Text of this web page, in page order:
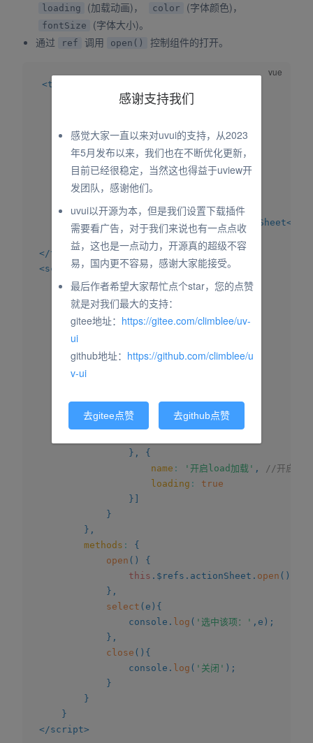
loading (加载动画)， color (字体颜色)，
fontSize
(字体大小)。
通过
ref 调用 open() 控制组件的打开。
<template
ref =" actionSheet
"
:actions = list
title
" 标题
"
@select="select"
@close=" close
</uv-action-sheet>
<button @click="open "> 打开ActionSheet</
</template>
<script>
export default {
data() {
return
{
list
:
subname: "选项一描述"
{
: '选项二禁用'
} ,
{
name : '开启load加载' ,
//开启后
loading :
true
}
}
} ,
methods :
{
open ( )
{
this . $refs . actionSheet . open ( )
} ,
select ( e ) {
				console
. log ( '选中该项：' , e ) ;
} ,
close ( ) {
				console
. log ( '关闭' ) ;
}
}
}
</script>
感谢支持我们
感觉大家一直以来对uvui的支持，从2023
年5月发布以来，我们也在不断优化更新，
目前已经很稳定，当然这也得益于uview开
发团队，感谢他们。
uvui以开源为本，但是我们设置下载插件
需要看广告，对于我们来说也有一点点收
益，这也是一点动力，开源真的超级不容
易，国内更不容易，感谢大家能接受。
最后作者希望大家帮忙点个star，您的点赞
就是对我们最大的支持：
gitee地址： https://gitee.com/climblee/uv-
ui
github地址： https://github.com/climblee/u
v-ui
去gitee点赞 去github点赞